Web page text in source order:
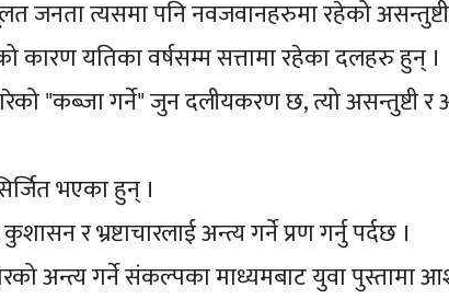
जनता त्यसमा पनि नवजवानहरुमा रहेको
कारण यतिका वर्षसम्म सत्तामा रहेका दलहरु हुन् ।
"कब्जा गर्ने" जुन दलीयकरण छ, त्यो असन्तुष्टी र
भएका हुन् ।
र भ्रष्टाचारलाई अन्त्य गर्ने प्रण गर्नु पर्दछ ।
अन्त्य गर्ने संकल्पका माध्यमबाट युवा पुस्तामा